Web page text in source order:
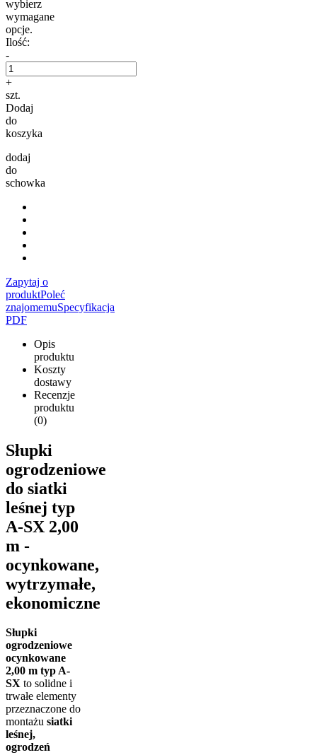
wybierz
wymagane
opcje.
Ilość:
-
+
szt.
Dodaj
do
koszyka
dodaj
do
schowka
Zapytaj o
produktPoleć
znajomemuSpecyfikacja
PDF
Opis
produktu
Koszty
dostawy
Recenzje
produktu
(0)
Słupki
ogrodzeniowe
do siatki
leśnej typ
A-SX 2,00
m -
ocynkowane,
wytrzymałe,
ekonomiczne
Słupki
ogrodzeniowe
ocynkowane
2,00 m typ A-
SX to solidne i
trwałe elementy
przeznaczone do
montażu siatki
leśnej,
ogrodzeń